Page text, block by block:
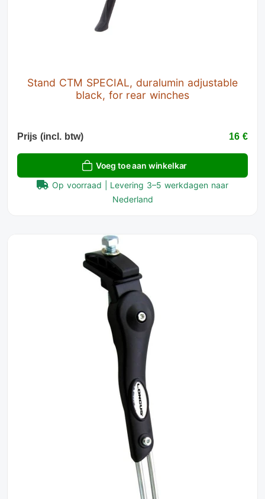
Stand CTM SPECIAL, duralumin adjustable
black, for rear winches
Prijs (incl. btw) 16 €
Voeg toe aan winkelkar
Op voorraad | Levering 3–5 werkdagen naar
Nederland